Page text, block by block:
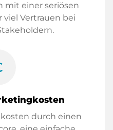
mit einer seriösen
viel Vertrauen bei
durch einen